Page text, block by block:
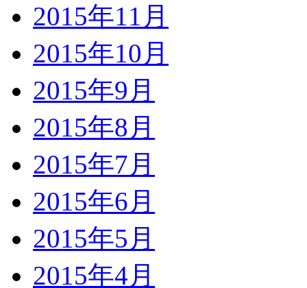
2015年11月
2015年10月
2015年9月
2015年8月
2015年7月
2015年6月
2015年5月
2015年4月